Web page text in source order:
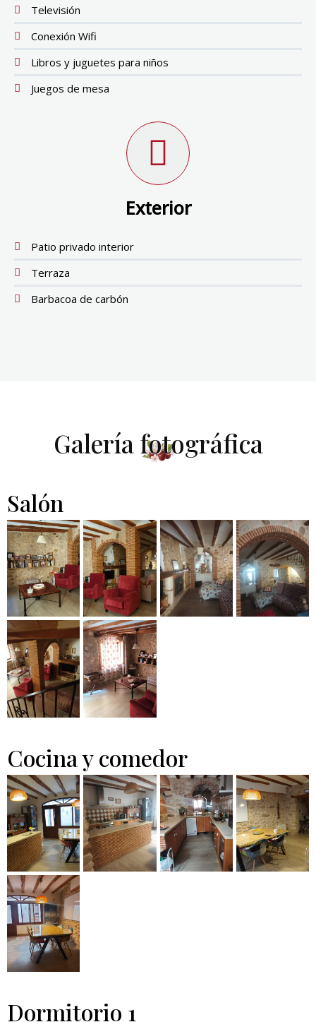
Televisión
Conexión Wifi
Libros y juguetes para niños
Juegos de mesa
Exterior
Patio privado interior
Terraza
Barbacoa de carbón
Galería fotográfica
Salón
Cocina y comedor
Dormitorio 1